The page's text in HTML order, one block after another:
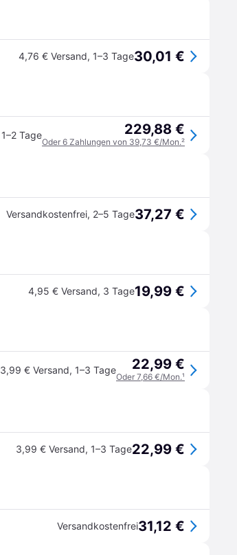
4,76 € Versand, 1–3 Tage30,01 €
1–2 Tage 229,88 €
Oder 6 Zahlungen von 39,73 €/Mon.²
Versandkostenfrei, 2–5 Tage37,27 €
4,95 € Versand, 3 Tage19,99 €
3,99 € Versand, 1–3 Tage 22,99 €
Oder 7,66 €/Mon.¹
3,99 € Versand, 1–3 Tage22,99 €
Versandkostenfrei31,12 €